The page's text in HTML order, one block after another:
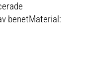
benetMaterial: